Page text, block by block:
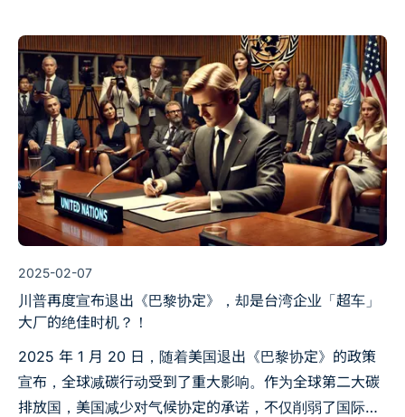
划」，即可适用每吨 50 元或 100 元的优惠费率。本文将
说明如何透过系统性规划与申报，自主减量计划不仅合法
节省支出，也有助于企业长期净零布局。
2025-02-07
川普再度宣布退出《巴黎协定》，却是台湾企业「超车」
大厂的绝佳时机？！
2025 年 1 月 20 日，随着美国退出《巴黎协定》的政策
宣布，全球减碳行动受到了重大影响。作为全球第二大碳
排放国，美国减少对气候协定的承诺，不仅削弱了国际合